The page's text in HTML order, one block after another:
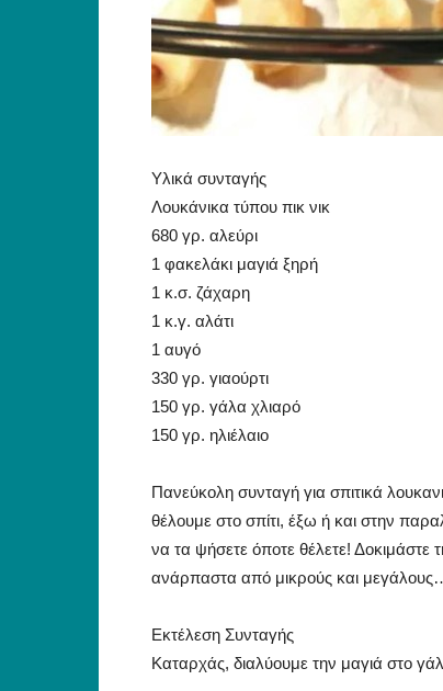
Υλικά συνταγής
Λουκάνικα τύπου πικ νικ
680 γρ. αλεύρι
1 φακελάκι μαγιά ξηρή
1 κ.σ. ζάχαρη
1 κ.γ. αλάτι
1 αυγό
330 γρ. γιαούρτι
150 γρ. γάλα χλιαρό
150 γρ. ηλιέλαιο
Πανεύκολη συνταγή για σπιτικά
θέλουμε στο σπίτι, έξω ή και στην
να τα ψήσετε όποτε θέλετε! Δοκιμάστε
ανάρπαστα από μικρούς και
Εκτέλεση Συνταγής
Καταρχάς, διαλύουμε την μαγιά στο